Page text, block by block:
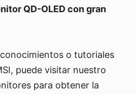
QD-OLED con gran
o tutoriales
puede visitar nuestro
para obtener la